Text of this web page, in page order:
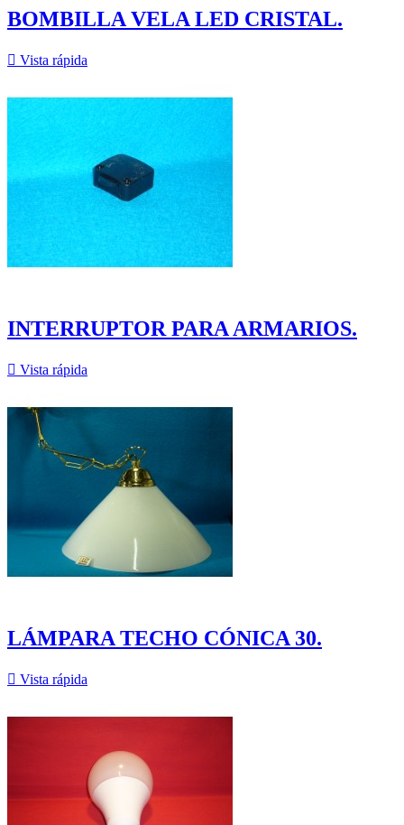
BOMBILLA VELA LED CRISTAL.
 Vista rápida
INTERRUPTOR PARA ARMARIOS.
 Vista rápida
LÁMPARA TECHO CÓNICA 30.
 Vista rápida